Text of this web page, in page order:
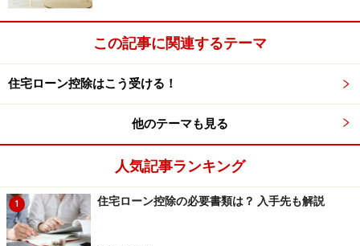
住宅ローン控除に必要な「確定申告書」を
入手する
一表と第二表）」と「（特定増改築等）
別控除額の計算明細書」の2つ。税務署（通勤途中の税
と言えば、すでにセットされている書類が渡されます。
この記事に関連するテーマ
住宅ローン控除はこう受ける！
他のテーマも見る
人気記事ランキング
1 住宅ローン控除の必要書類は？ 入手先も解説